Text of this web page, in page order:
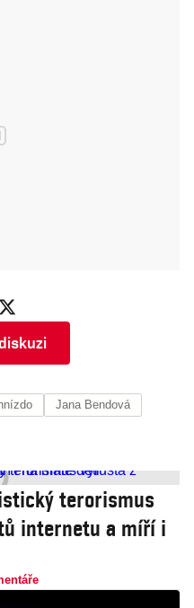
Jana Bendová
terorismus
internetu a míří i